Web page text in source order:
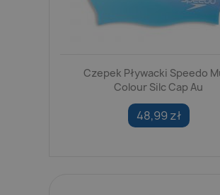
Czepek Pływacki Speedo
Colour Silc Cap Au
48,99 zł